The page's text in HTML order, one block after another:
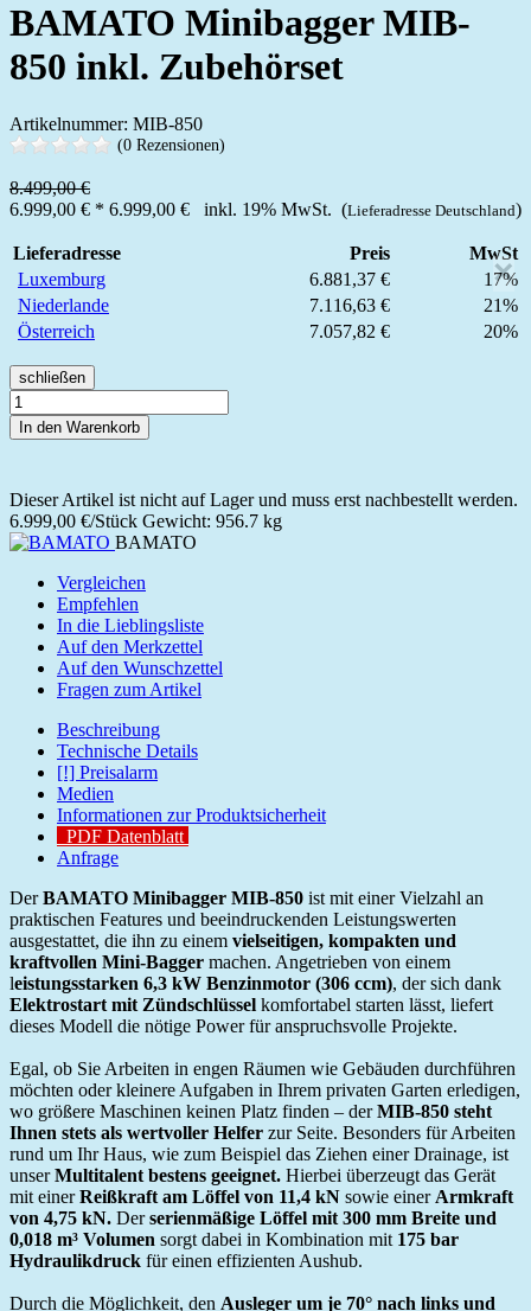
BAMATO Minibagger MIB-
850 inkl. Zubehörset
Artikelnummer: MIB-850
(0 Rezensionen)
8.499,00 €
6.999,00 € * 6.999,00 € inkl. 19% MwSt. (Lieferadresse Deutschland)
×
Lieferadresse Preis
MwSt
Luxemburg
6.881,37 €
17%
Niederlande
7.116,63 €
21%
Österreich
7.057,82 € 20%
schließen
In den Warenkorb
Dieser Artikel ist nicht auf Lager und muss erst nachbestellt werden.
6.999,00 €/Stück Gewicht: 956.7 kg
BAMATO
Vergleichen
Empfehlen
In die Lieblingsliste
Auf den Merkzettel
Auf den Wunschzettel
Fragen zum Artikel
Beschreibung
Technische Details
[!] Preisalarm
Medien
Informationen zur Produktsicherheit
PDF Datenblatt
Anfrage
DerBAMATO Minibagger MIB-850 ist mit einer Vielzahl an
praktischen Features und beeindruckenden Leistungswerten
ausgestattet, die ihn zu einem vielseitigen, kompakten und
kraftvollen Mini-Bagger machen. Angetrieben von einem
leistungsstarken 6,3 kW Benzinmotor (306 ccm), der sich dank
Elektrostart mit Zündschlüssel komfortabel starten lässt, liefert
dieses Modell die nötige Power für anspruchsvolle Projekte.
Egal, ob Sie Arbeiten in engen Räumen wie Gebäuden durchführen
möchten oder kleinere Aufgaben in Ihrem privaten Garten erledigen,
wo größere Maschinen keinen Platz finden – derMIB-850 steht
Ihnen stets als wertvoller Helfer zur Seite. Besonders für Arbeiten
rund um Ihr Haus, wie zum Beispiel das Ziehen einer Drainage, ist
unserMultitalent bestens geeignet. Hierbei überzeugt das Gerät
mit einerReißkraft am Löffel von 11,4 kN sowie einerArmkraft
von 4,75 kN. Derserienmäßige Löffel mit 300 mm Breite und
0,018 m³ Volumen sorgt dabei in Kombination mit 175 bar
Hydraulikdruck für einen effizienten Aushub.
Durch die Möglichkeit, den Ausleger um je 70° nach links und